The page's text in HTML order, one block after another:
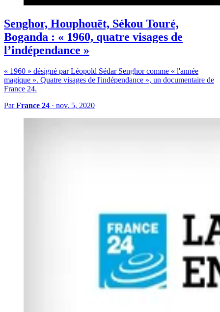
Senghor, Houphouët, Sékou Touré,
Boganda : « 1960, quatre visages de
l’indépendance »
« 1960 » désigné par Léopold Sédar Senghor comme « l'année
magique ». Quatre visages de l'indépendance », un documentaire de
France 24.
ParFrance 24 · nov. 5, 2020